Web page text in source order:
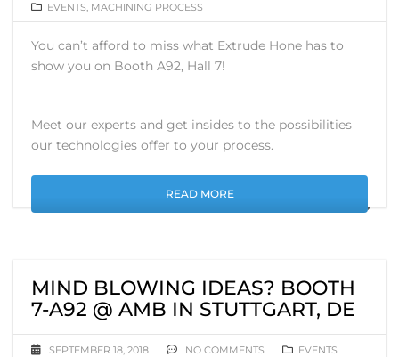
EVENTS, MACHINING PROCESS
You can’t afford to miss what Extrude Hone has to
show you on Booth A92, Hall 7!
Meet our experts and get insides to the possibilities
our technologies offer to your process.
READ MORE
MIND BLOWING IDEAS? BOOTH
7-A92 @ AMB IN STUTTGART, DE
SEPTEMBER 18, 2018 NO COMMENTS EVENTS